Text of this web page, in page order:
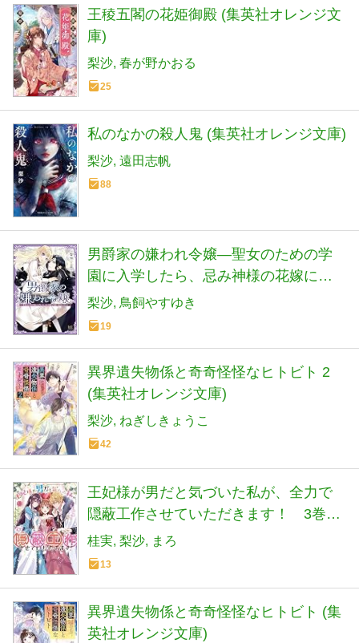
王稜五閣の花姫御殿 (集英社オレンジ文
庫)
梨沙 春が野かおる
25
私のなかの殺人鬼 (集英社オレンジ文庫)
梨沙 遠田志帆
88
男爵家の嫌われ令嬢―聖女のための学
園に入学したら、忌み神様の花嫁に選
ばれました!?― (一迅社文庫アイリス)
梨沙 鳥飼やすゆき
19
異界遺失物係と奇奇怪怪なヒトビト 2
(集英社オレンジ文庫)
梨沙 ねぎしきょうこ
42
王妃様が男だと気づいた私が、全力で
隠蔽工作させていただきます！ 3巻
(ZERO-SUMコミックス)
桂実 梨沙 まろ
13
異界遺失物係と奇奇怪怪なヒトビト (集
英社オレンジ文庫)